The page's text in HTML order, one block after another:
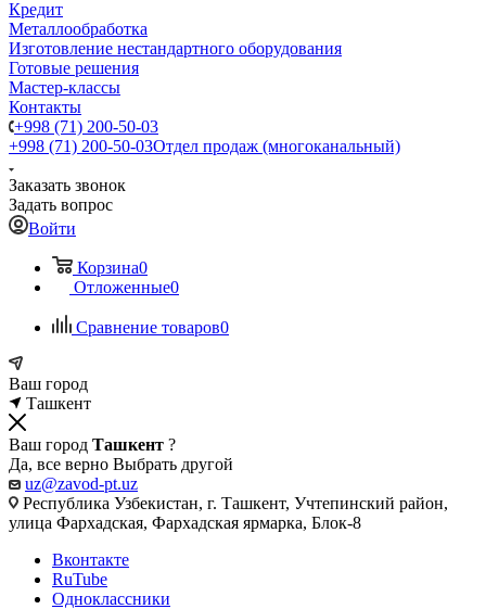
Кредит
Металлообработка
Изготовление нестандартного оборудования
Готовые решения
Мастер-классы
Контакты
+998 (71) 200-50-03
+998 (71) 200-50-03Отдел продаж (многоканальный)
Заказать звонок
Задать вопрос
Войти
Корзина0
Отложенные0
Сравнение товаров0
Ваш город
Ташкент
Ваш город Ташкент ?
Да, все верно Выбрать другой
uz@zavod-pt.uz
Республика Узбекистан, г. Ташкент, Учтепинский район,
улица Фархадская, Фархадская ярмарка, Блок-8
Вконтакте
RuTube
Одноклассники